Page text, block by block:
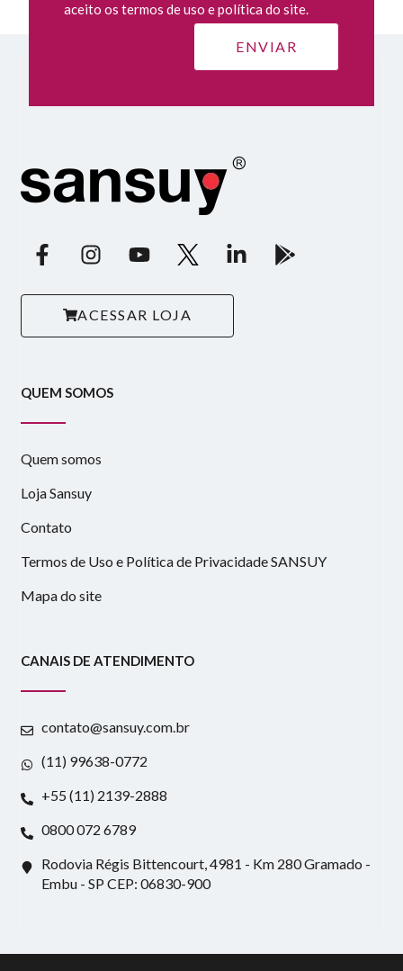
aceito os termos de uso e política do site.
ACESSAR LOJA
QUEM SOMOS
Quem somos
Loja Sansuy
Contato
Termos de Uso e Política de Privacidade SANSUY
Mapa do site
CANAIS DE ATENDIMENTO
contato@sansuy.com.br
(11) 99638-0772
+55 (11) 2139-2888
0800 072 6789
Rodovia Régis Bittencourt, 4981 - Km 280 Gramado -
Embu - SP CEP: 06830-900